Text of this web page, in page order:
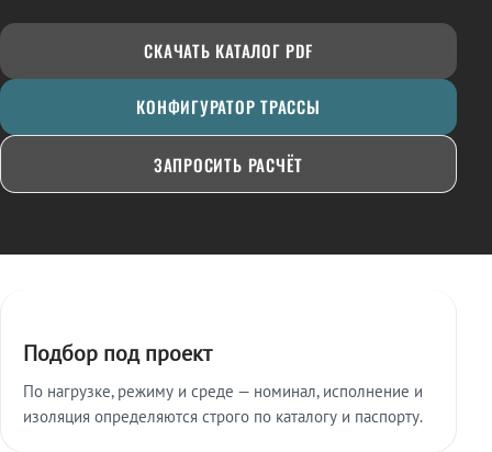
СКАЧАТЬ КАТАЛОГ PDF
КОНФИГУРАТОР ТРАССЫ
ЗАПРОСИТЬ РАСЧЁТ
Подбор под проект
По нагрузке, режиму и среде — номинал, исполнение и
изоляция определяются строго по каталогу и паспорту.